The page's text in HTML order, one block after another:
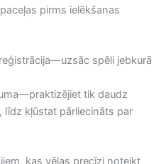
pirms ielēkšanas
spēli jebkurā
tik daudz
līdz kļūstat pārliecināts par
kas vēlas precīzi noteikt